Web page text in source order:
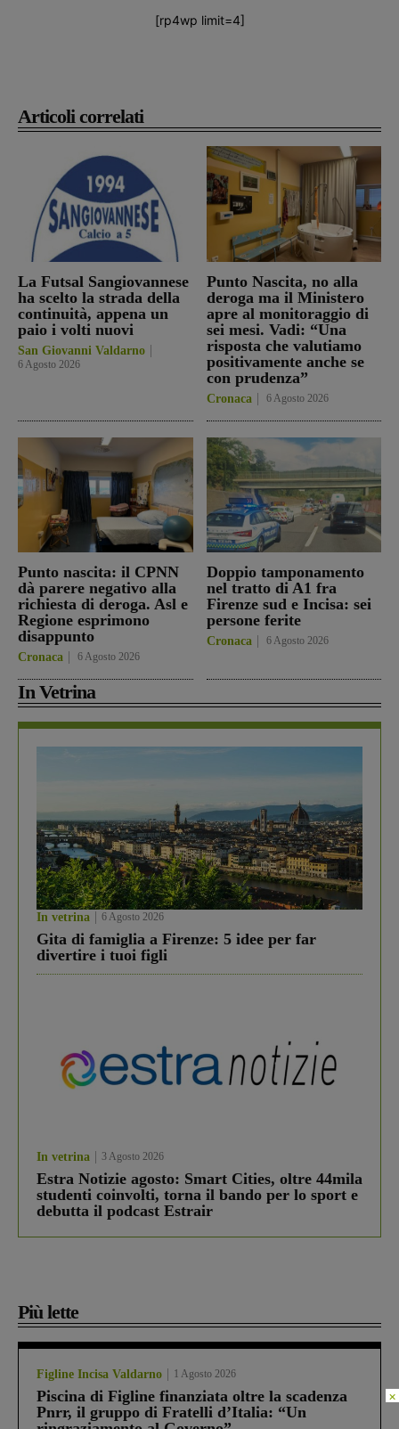
Articoli correlati
La Futsal Sangiovannese
ha scelto la strada della
continuità, appena un
paio i volti nuovi
San Giovanni Valdarno
6 Agosto 2026
Punto Nascita, no alla
deroga ma il Ministero
apre al monitoraggio di
sei mesi. Vadi: “Una
risposta che valutiamo
positivamente anche se
con prudenza”
Cronaca 6 Agosto 2026
Punto nascita: il CPNN
dà parere negativo alla
richiesta di deroga. Asl e
Regione esprimono
disappunto
Cronaca 6 Agosto 2026
Doppio tamponamento
nel tratto di A1 fra
Firenze sud e Incisa: sei
persone ferite
Cronaca 6 Agosto 2026
In Vetrina
In vetrina 6 Agosto 2026
Gita di famiglia a Firenze: 5 idee per far
divertire i tuoi figli
In vetrina 3 Agosto 2026
Estra Notizie agosto: Smart Cities, oltre 44mila
studenti coinvolti, torna il bando per lo sport e
debutta il podcast Estrair
Più lette
Figline Incisa Valdarno 1 Agosto 2026
Piscina di Figline finanziata oltre la scadenza
Pnrr, il gruppo di Fratelli d’Italia: “Un
[rp4wp limit=4]
×